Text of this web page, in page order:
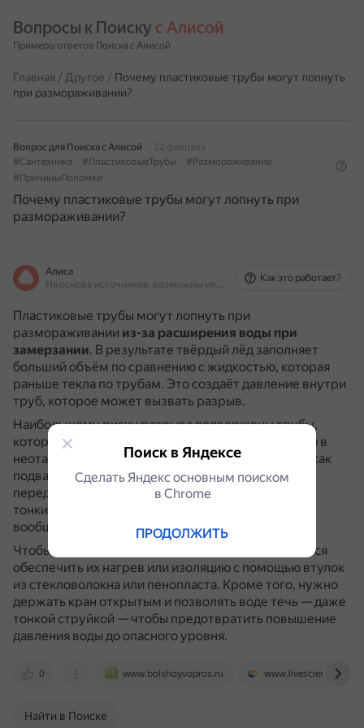
Вопросы к Поиску с Алисой
Примеры ответов Поиска с Алисой
Главная / Другое / Почему пластиковые трубы могут лопнуть
при размораживании?
Вопрос для Поиска с Алисой
22 февраля
#Сантехника
#ПластиковыеТрубы
#Размораживание
#ПричиныПоломки
Почему пластиковые трубы могут лопнуть при
размораживании?
Алиса
На основе источников, возможны неточности
Как это работает?
Пластиковые трубы могут лопнуть при
размораживании из-за расширения воды при
замерзании. В результате твёрдый лёд заполняет
больший объём по сравнению с жидкостью, которая
раньше текла по трубам. Это создаёт давление внутри
труб, которое может вызвать разрыв.
Наибольшему риску разрыва подвержены трубы,
которые расположены вне утеплителя здания или в
неотапливаемых внутренних помещениях, таких как
подвалы и чердаки.Также в зоне риска находятся
передвижные дома и трёхсезонные коттеджи с
тонкими стенами и минимальной изоляцией или
вообще без неё.
Чтобы предотвратить разрыв труб, рекомендуется
обеспечить их нагрев или изоляцию с помощью втулок
из стекловолокна или пенопласта. Кроме того, нужно
держать кран открытым и позволять воде течь — даже
тонкой струйкой — чтобы предотвратить повышение
давления воды до опасного уровня.
0 www.bolshoyvopros.ru www.livescience.com
Найти в Поиске
Поиск в Яндексе
Сделать Яндекс основным поиском
в Сhrome
ПРОДОЛЖИТЬ